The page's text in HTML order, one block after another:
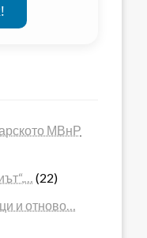
МВнР
(22)
и отново…